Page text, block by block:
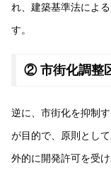
れ、建築基準法によ
す。
② 市街化調整
逆に、市街化を抑制
が目的で、原則とし
外的に開発許可を受